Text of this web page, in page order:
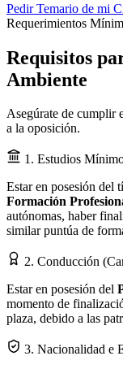
Pedir Temario de mi
Requerimientos
Requisitos
Ambiente
Asegúrate de cumplir
a la oposición.
1. Estudios
Estar en posesión del
Formación
autónomas, haber
similar puntúa de
2. Conducción
Estar en posesión del
momento de
plaza, debido a las
3. Nacionalidad e